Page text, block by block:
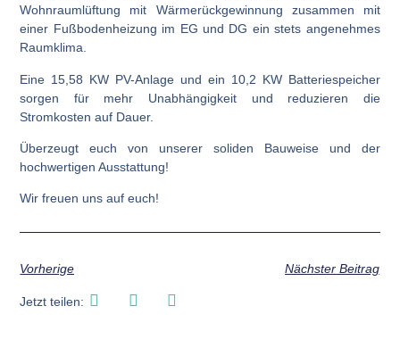
Wohnraumlüftung mit Wärmerückgewinnung zusammen mit
einer Fußbodenheizung im EG und DG ein stets angenehmes
Raumklima.
Eine 15,58 KW PV-Anlage und ein 10,2 KW Batteriespeicher
sorgen für mehr Unabhängigkeit und reduzieren die
Stromkosten auf Dauer.
Überzeugt euch von unserer soliden Bauweise und der
hochwertigen Ausstattung!
Wir freuen uns auf euch!
Vorherige Nächster Beitrag
Jetzt teilen: